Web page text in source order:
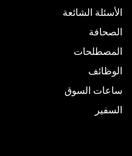
الأسئلة الشائعة
الصحافة
المصطلحات
الوظائف
ساعات السوق
السفير